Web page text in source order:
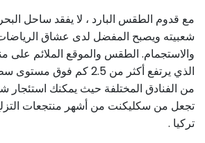
مع قدوم الطقس البارد ، لا يفقد ساحل
شعبيته ويصبح المفضل لدى عشاق
والاستجمام. الطقس والموقع الملائم على
الذي يرتفع أكثر من 2.5 كم
من الفنادق المختلفة حيث يمكنك
تجعل من سكليكنت من أشهر منتجعات
تركيا .